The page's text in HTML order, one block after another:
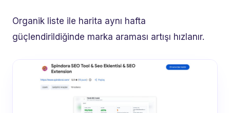
Organik liste ile harita aynı hafta
güçlendirildiğinde marka araması artışı hızlanır.